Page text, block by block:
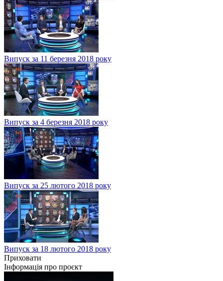
Випуск за 11 березня 2018 року
Випуск за 4 березня 2018 року
Випуск за 25 лютого 2018 року
Випуск за 18 лютого 2018 року
Приховати
Інформація про проєкт